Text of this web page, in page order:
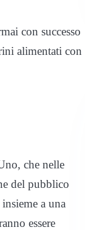
con successo
alimentati con
che nelle
del pubblico
a una
essere